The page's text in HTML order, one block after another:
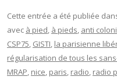
Cette entrée a été publiée
avec à pied, à pieds, anti
CSP75, GISTI, la parisienne
régularisation de tous les
MRAP, nice, paris, radio, radio